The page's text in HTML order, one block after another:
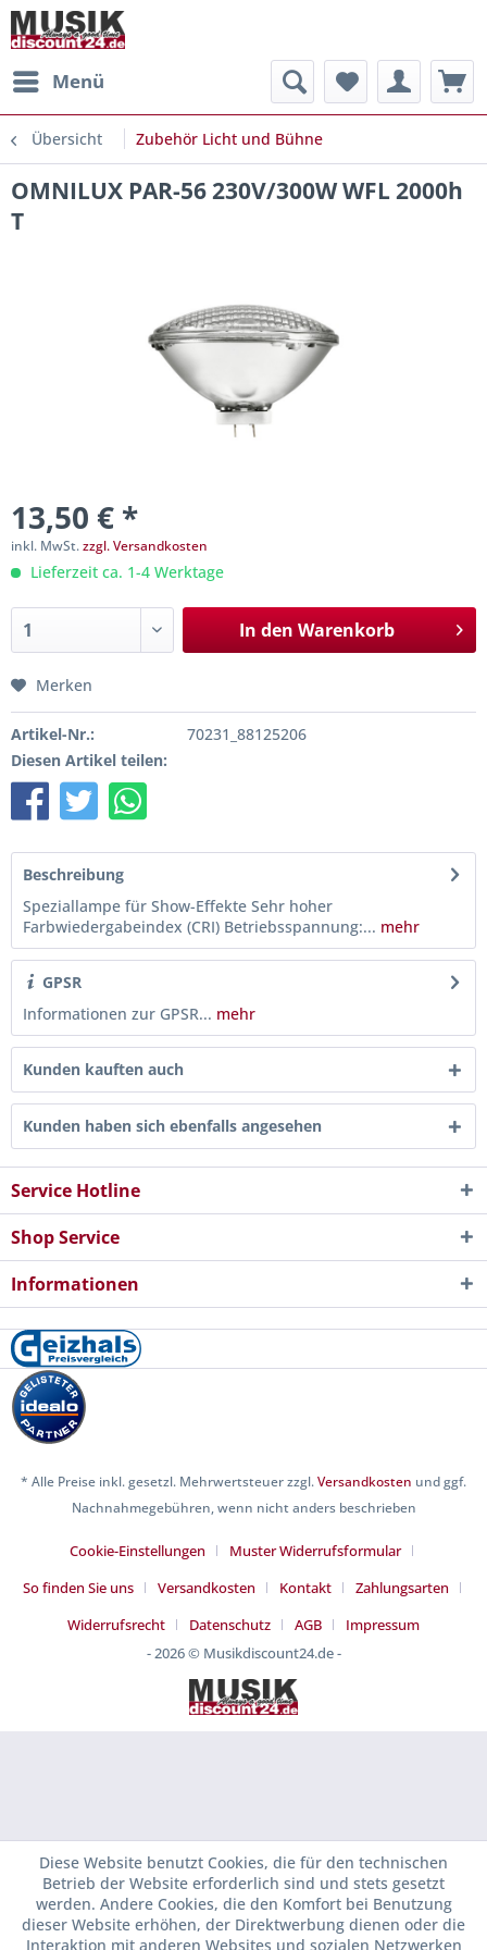
Menü
Übersicht Zubehör Licht und Bühne
OMNILUX PAR-56 230V/300W WFL 2000h
T
13,50 € *
inkl. MwSt.zzgl. Versandkosten
Lieferzeit ca. 1-4 Werktage
In den Warenkorb
Merken
Artikel-Nr.:
70231_88125206
Diesen Artikel teilen:
Beschreibung
Speziallampe für Show-Effekte Sehr hoher
Farbwiedergabeindex (CRI) Betriebsspannung:... mehr
GPSR
Informationen zur GPSR... mehr
Kunden kauften auch
Kunden haben sich ebenfalls angesehen
Service Hotline
Shop Service
Informationen
* Alle Preise inkl. gesetzl. Mehrwertsteuer zzgl.Versandkosten und ggf.
Nachnahmegebühren, wenn nicht anders beschrieben
Cookie-Einstellungen
Muster Widerrufsformular
So finden Sie uns
Versandkosten Kontakt
Zahlungsarten
Widerrufsrecht
Datenschutz AGB
Impressum
- 2026 © Musikdiscount24.de -
Diese Website benutzt Cookies, die für den technischen
Betrieb der Website erforderlich sind und stets gesetzt
werden. Andere Cookies, die den Komfort bei Benutzung
dieser Website erhöhen, der Direktwerbung dienen oder die
Interaktion mit anderen Websites und sozialen Netzwerken